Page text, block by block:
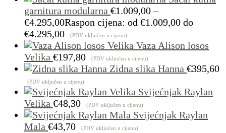
garnitura modularna €1.009,00 –
€4.295,00Raspon cijena: od €1.009,00 do
€4.295,00
(PDV uključen u cijenu)
Vaza Alison losos
Velika €197,80 (PDV uključen u cijenu)
Zidna slika Hanna €395,60
(PDV uključen u cijenu)
Svijećnjak Raylan
Velika €48,30 (PDV uključen u cijenu)
Svijećnjak Raylan
Mala €43,70 (PDV uključen u cijenu)